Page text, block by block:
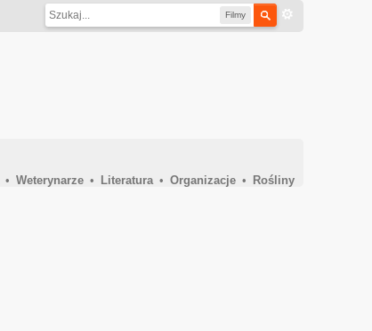
Filmy
• Weterynarze • Literatura • Organizacje •
Rośliny